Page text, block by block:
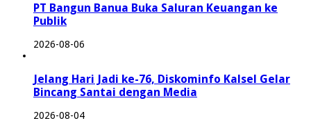
PT Bangun Banua Buka Saluran Keuangan ke
Publik
2026-08-06
Jelang Hari Jadi ke-76, Diskominfo Kalsel Gelar
Bincang Santai dengan Media
2026-08-04